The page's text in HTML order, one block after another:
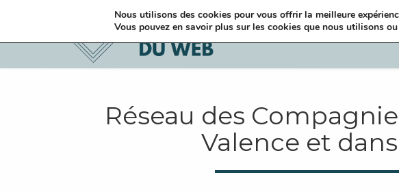
Réseau des
Valence et
Nous utilisons des cookies pour vous offrir la meilleure
Vous pouvez en savoir plus sur les cookies que nous utilisons